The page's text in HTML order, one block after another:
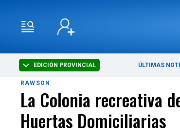
EDICIÓN PROVINCIAL ÚLTIMAS
RAWSON
La Colonia recreativa
Huertas Domiciliarias